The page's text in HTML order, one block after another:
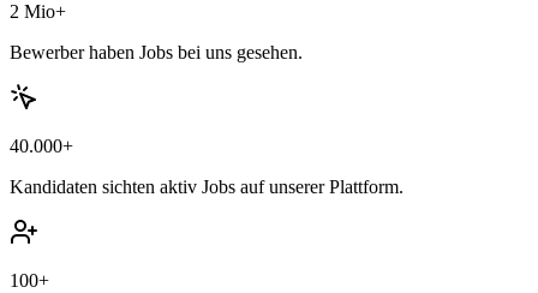
2 Mio+
Bewerber haben Jobs bei uns gesehen.
40.000+
Kandidaten sichten aktiv Jobs auf unserer Plattform.
100+